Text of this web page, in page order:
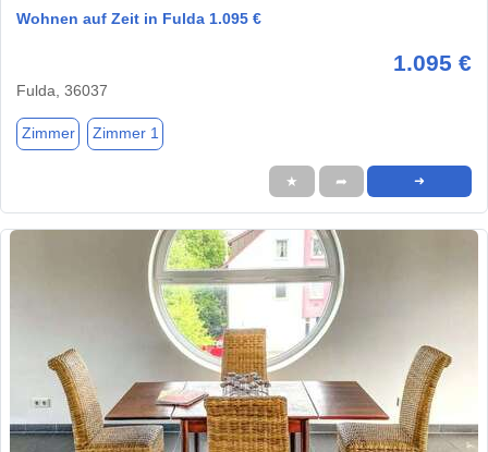
Wohnen auf Zeit in Fulda 1.095 €
1.095 €
Fulda, 36037
Zimmer Zimmer 1
★ ➦ ➜